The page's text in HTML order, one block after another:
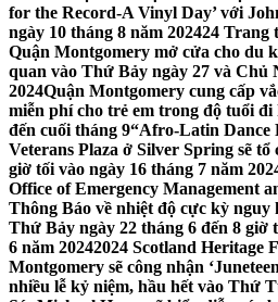
for the Record-A Vinyl Day’ với
ngày 10 tháng 8 năm 202424 Trang
Quận Montgomery mở cửa cho du
quan vào Thứ Bảy ngày 27 và Chủ
2024Quận Montgomery cung cấp
miễn phí cho trẻ em trong độ tuổi
đến cuối tháng 9“Afro-Latin Dance
Veterans Plaza ở Silver Spring sẽ
giờ tối vào ngày 16 tháng 7 năm
Office of Emergency Management
Thông Báo về nhiệt độ cực kỳ
Thứ Bảy ngày 22 tháng 6 đến 8 giờ
6 năm 20242024 Scotland Heritage
Montgomery sẽ công nhận
nhiều lễ kỷ niệm, hầu hết vào Thứ